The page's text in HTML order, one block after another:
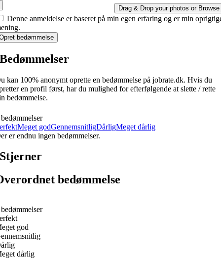
Drag & Drop your photos or Browse
Denne anmeldelse er baseret på min egen erfaring og er min
bedømmelse
Bedømmelser
kan 100% anonymt oprette en bedømmelse på jobrate.dk. Hvis du
en profil først, har du mulighed for efterfølgende at slette / rette
bedømmelse.
Meget godGennemsnitligDårligMeget dårlig
er endnu ingen bedømmelser.
Stjerner
bedømmelse
god
dårlig